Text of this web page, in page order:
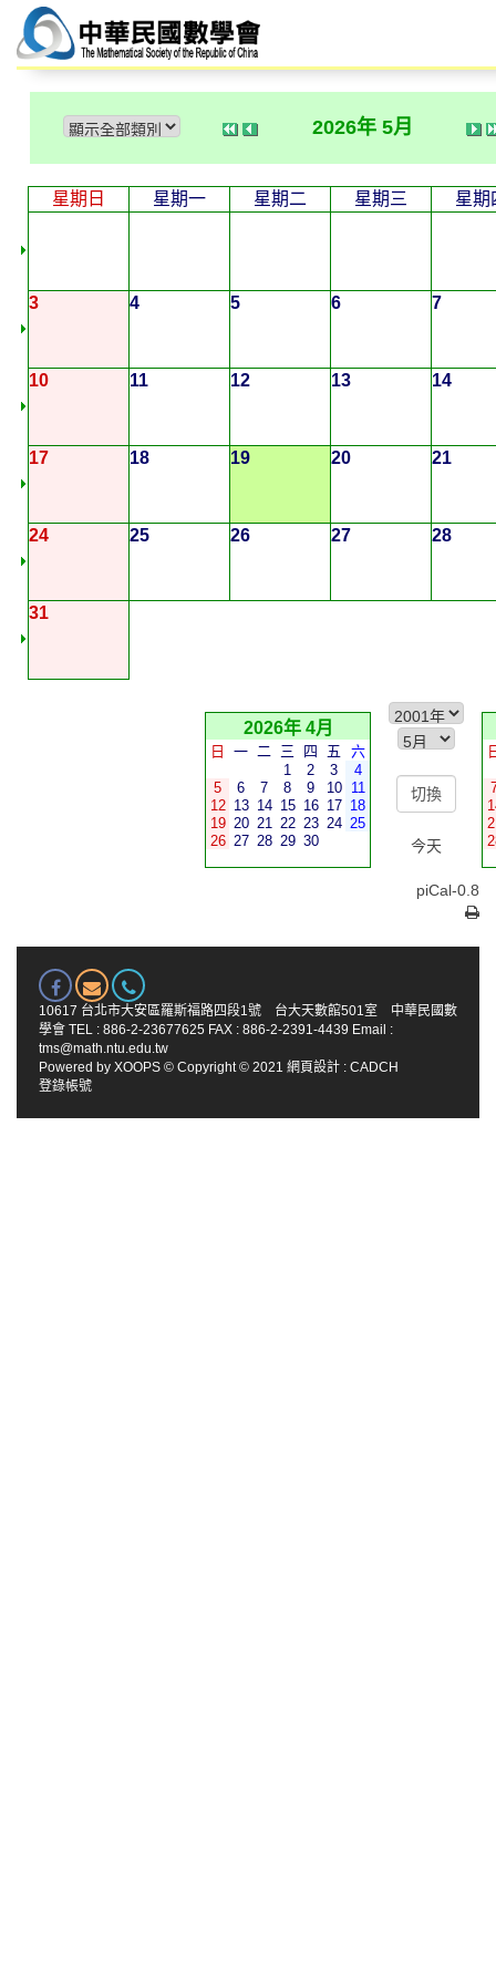
2026年 5月
星期日 星期一 星期二 星期三 星期
3 4 5 6 7
10 11 12 13 14
17 18 19 20 21
24 25 26 27 28
31
2026年 4月
日 一 二 三 四 五
六
1
2 3
4
5
6 7 8 9 10
11
12 13 14 15 16 17 18
19 20 21 22 23 24 25
26 27 28 29 30 今天
piCal-0.8
10617 台北市大安區羅斯福路四段1號 台大天數館501室 中華民國數
學會 TEL : 886-2-23677625 FAX : 886-2-2391-4439 Email :
tms@math.ntu.edu.tw
Powered by XOOPS © Copyright © 2021 網頁設計 : CADCH
登錄帳號